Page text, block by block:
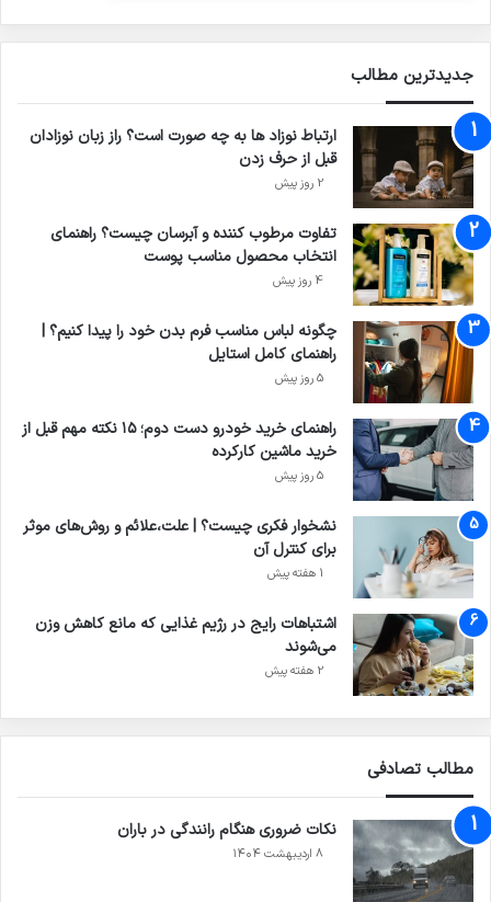
جدیدترین مطالب
ارتباط نوزاد ها به چه صورت است؟ راز زبان نوزادان
قبل از حرف زدن
2 روز پیش
تفاوت مرطوب کننده و آبرسان چیست؟ راهنمای
انتخاب محصول مناسب پوست
4 روز پیش
چگونه لباس مناسب فرم بدن خود را پیدا کنیم؟ |
راهنمای کامل استایل
5 روز پیش
راهنمای خرید خودرو دست دوم؛ ۱۵ نکته مهم قبل از
خرید ماشین کارکرده
5 روز پیش
نشخوار فکری چیست؟ | علت،علائم و روش‌های موثر
برای کنترل آن
1 هفته پیش
اشتباهات رایج در رژیم غذایی که مانع کاهش وزن
می‌شوند
2 هفته پیش
مطالب تصادفی
نکات ضروری هنگام رانندگی در باران
۸ اردیبهشت ۱۴۰۴